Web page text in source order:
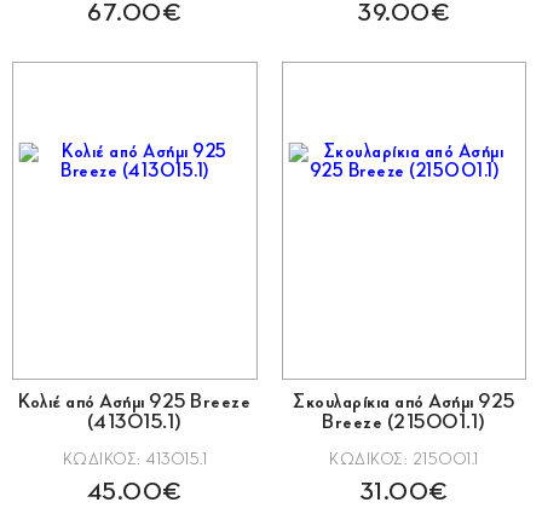
67.00€ 39.00€
Κολιέ από Ασήμι 925 Breeze
(413015.1)
ΚΩΔΙΚΟΣ: 413015.1
45.00€
Σκουλαρίκια από Ασήμι 925
Breeze (215001.1)
ΚΩΔΙΚΟΣ: 215001.1
31.00€